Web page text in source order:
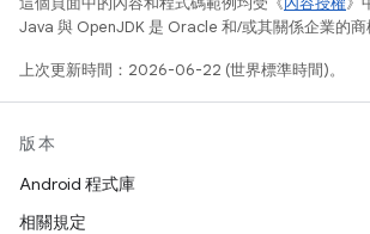
Java 與 OpenJDK 是 Oracle 和/或其關係企業的商
上次更新時間：2026-06-22 (世界標準時間)。
版本
Android 程式庫
相關規定